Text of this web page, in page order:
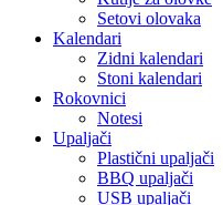
Setovi olovaka
Kalendari
Zidni kalendari
Stoni kalendari
Rokovnici
Notesi
Upaljači
Plastični upaljači
BBQ upaljači
USB upaljači